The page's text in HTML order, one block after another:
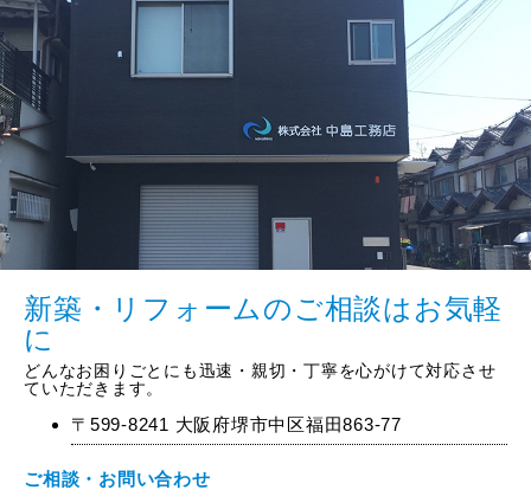
新築・リフォームのご相談はお気軽
に
どんなお困りごとにも迅速・親切・丁寧を心がけて対応させ
ていただきます。
〒599-8241 大阪府堺市中区福田863-77
ご相談・お問い合わせ